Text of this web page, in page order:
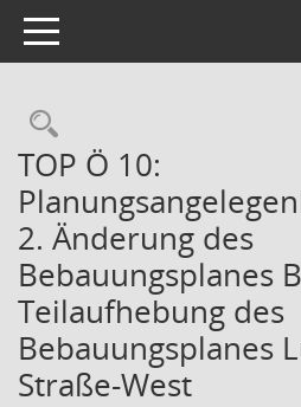
Toggle navigation
Rechercheauswahl
TOP Ö 10:
2. Änderung des
Bebauungsplanes
Teilaufhebung des
Bebauungsplanes
Straße-West